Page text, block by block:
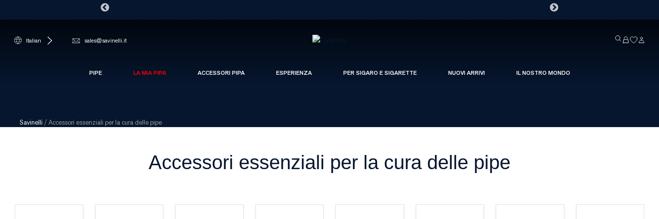
Italian sales@savinelli.it
PIPE LA MIA PIPA ACCESSORI PIPA ESPERIENZA PER SIGARO E SIGARETTE NUOVI ARRIVI IL NOSTRO MONDO
Savinelli / Accessori essenziali per la cura delle pipe
Accessori essenziali per la cura delle pipe